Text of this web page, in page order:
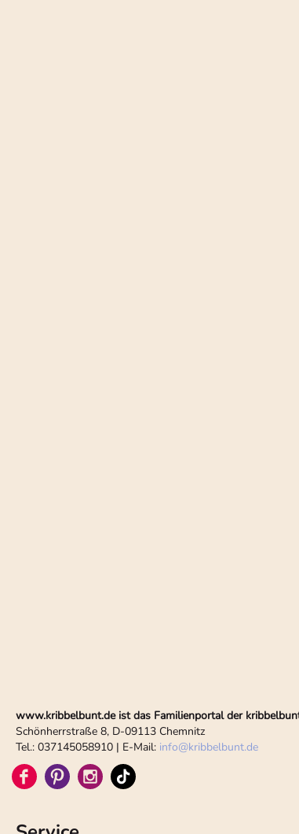
www.kribbelbunt.de ist das Familienportal der
Schönherrstraße 8, D-09113 Chemnitz
Tel.: 037145058910 | E-Mail: info@kribbelbunt.de